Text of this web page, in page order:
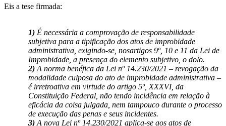
Eis a tese firmada:
1) É necessária a comprovação de responsabilidade
subjetiva para a tipificação dos atos de improbidade
administrativa, exigindo-se, nosartigos 9º, 10 e 11 da Lei de
Improbidade, a presença do elemento subjetivo, o dolo.
2) A norma benéfica da Lei nº 14.230/2021 – revogação da
modalidade culposa do ato de improbidade administrativa –
é irretroativa em virtude do artigo 5º, XXXVI, da
Constituição Federal, não tendo incidência em relação à
eficácia da coisa julgada, nem tampouco durante o processo
de execução das penas e seus incidentes.
3) A nova Lei nº 14.230/2021 aplica-se aos atos de